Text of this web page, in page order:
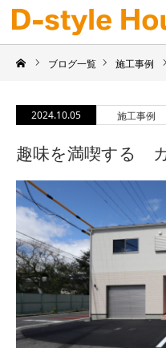
ブログ一覧 施工事例
2024.10.05 施工事例
趣味を満喫する